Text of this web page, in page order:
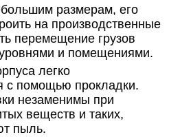
размерам, его
на производственные
перемещение грузов
и помещениями.
легко
с помощью прокладки.
незаменимы при
веществ и таких,
пыль.